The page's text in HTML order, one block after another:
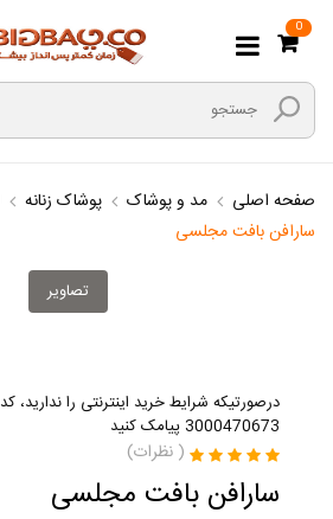
0
صفحه اصلی مد و پوشاک پوشاک زنانه
سارافن بافت مجلسی
تصاویر
درصورتیکه شرایط خرید اینترنتی را ندارید، کد
3000470673 پیامک کنید
( نظرات)
سارافن بافت مجلسی